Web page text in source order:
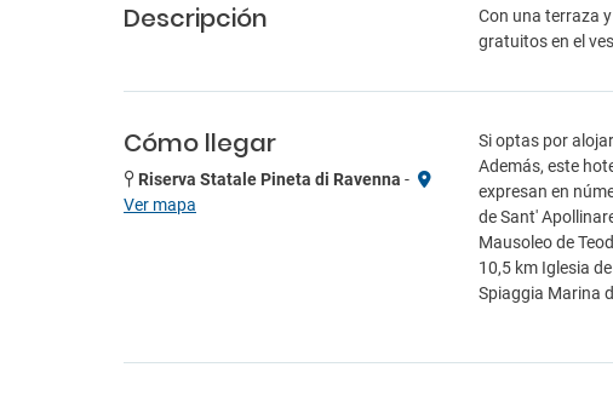
Descripción
Con una terraza
gratuitos en el
Cómo llegar
Riserva Statale Pineta di Ravenna -
Ver mapa
Si optas por
Además, este
expresan en
de Sant'
Mausoleo de
10,5 km Iglesia
Spiaggia Marina